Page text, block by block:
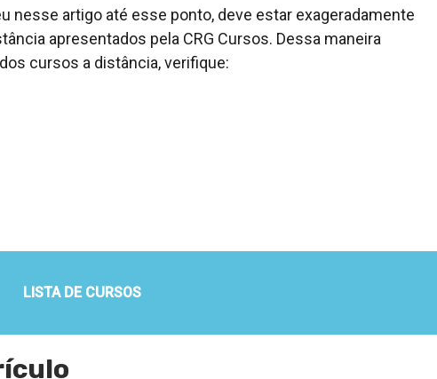
nesse artigo até esse ponto, deve estar exageradamente
apresentados pela CRG Cursos. Dessa maneira
cursos a distância, verifique:
LISTA DE CURSOS